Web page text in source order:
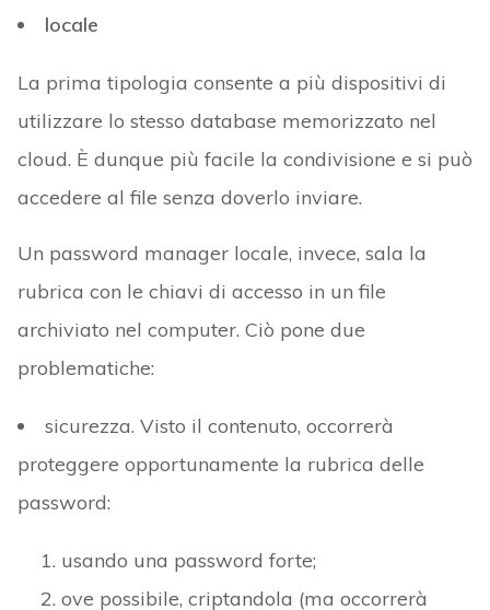
locale
La prima tipologia consente a più dispositivi di
utilizzare lo stesso database memorizzato nel
cloud. È dunque più facile la condivisione e si può
accedere al file senza doverlo inviare.
Un password manager locale, invece, sala la
rubrica con le chiavi di accesso in un file
archiviato nel computer. Ciò pone due
problematiche:
sicurezza. Visto il contenuto, occorrerà
proteggere opportunamente la rubrica delle
password:
usando una password forte;
ove possibile, criptandola (ma occorrerà